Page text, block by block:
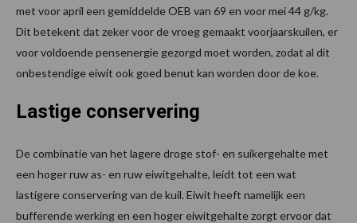
met voor april een gemiddelde OEB van 69 en voor mei 44 g/kg.
Dit betekent dat zeker voor de vroeg gemaakt voorjaarskuilen, er
voor voldoende pensenergie gezorgd moet worden, zodat al dit
onbestendige eiwit ook goed benut kan worden door de koe.
Lastige conservering
De combinatie van het lagere droge stof- en suikergehalte met
een hoger ruw as- en ruw eiwitgehalte, leidt tot een wat
lastigere conservering van de kuil. Eiwit heeft namelijk een
bufferende werking en een hoger eiwitgehalte zorgt ervoor dat